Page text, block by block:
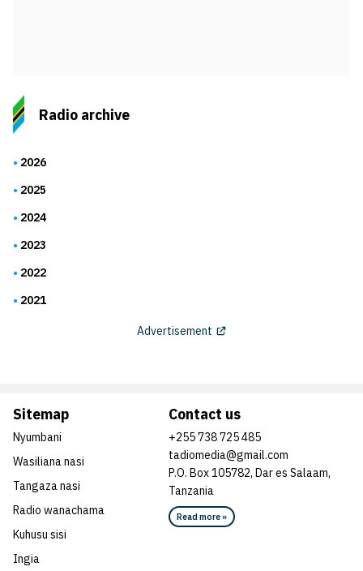
Radio archive
2026
2025
2024
2023
2022
2021
Advertisement
Sitemap
Nyumbani
Wasiliana nasi
Tangaza nasi
Radio wanachama
Kuhusu sisi
Ingia
Contact us
+255 738 725 485
tadiomedia@gmail.com
P.O. Box 105782, Dar es Salaam,
Tanzania
Read more »